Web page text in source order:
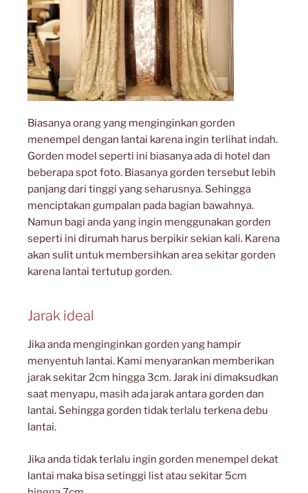
Biasanya orang yang menginginkan gorden
menempel dengan lantai karena ingin terlihat indah.
Gorden model seperti ini biasanya ada di hotel dan
beberapa spot foto. Biasanya gorden tersebut lebih
panjang dari tinggi yang seharusnya. Sehingga
menciptakan gumpalan pada bagian bawahnya.
Namun bagi anda yang ingin menggunakan gorden
seperti ini dirumah harus berpikir sekian kali. Karena
akan sulit untuk membersihkan area sekitar gorden
karena lantai tertutup gorden.
Jarak ideal
Jika anda menginginkan gorden yang hampir
menyentuh lantai. Kami menyarankan memberikan
jarak sekitar 2cm hingga 3cm. Jarak ini dimaksudkan
saat menyapu, masih ada jarak antara gorden dan
lantai. Sehingga gorden tidak terlalu terkena debu
lantai.
Jika anda tidak terlalu ingin gorden menempel dekat
lantai maka bisa setinggi list atau sekitar 5cm